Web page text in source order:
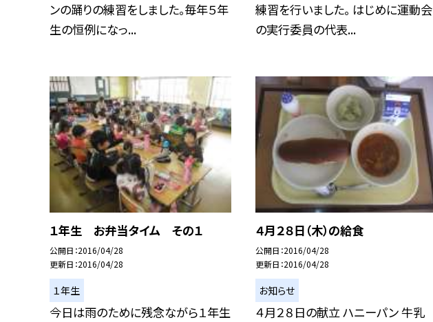
ンの踊りの練習をしました。毎年５年
生の恒例になっ...
練習を行いました。 はじめに運動会
の実行委員の代表...
１年生 お弁当タイム その１
公開日 2016/04/28
更新日 2016/04/28
１年生
今日は雨のために残念ながら１年生
４月２８日（木）の給食
公開日 2016/04/28
更新日 2016/04/28
お知らせ
４月２８日の献立 ハニーパン 牛乳